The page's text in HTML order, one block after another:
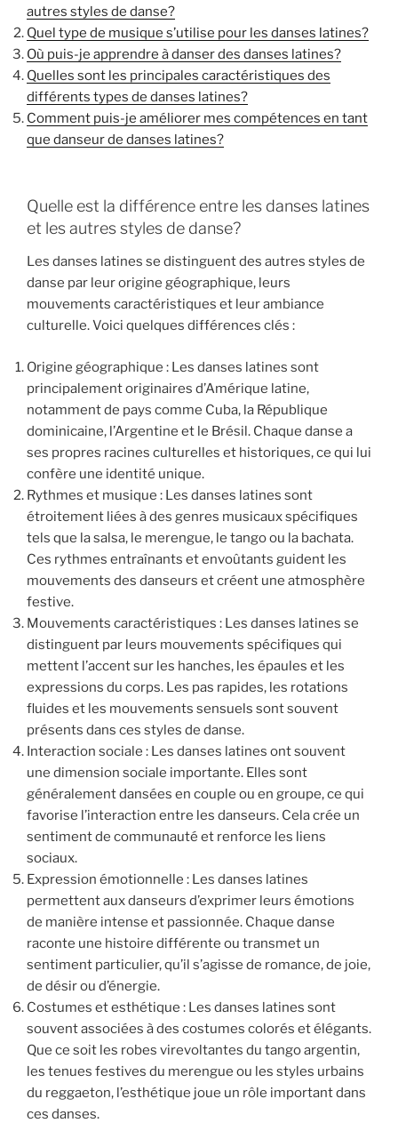
autres styles de danse?
Quel type de musique s’utilise pour les danses latines?
Où puis-je apprendre à danser des danses latines?
Quelles sont les principales caractéristiques des
différents types de danses latines?
Comment puis-je améliorer mes compétences en tant
que danseur de danses latines?
Quelle est la différence entre les danses latines
et les autres styles de danse?
Les danses latines se distinguent des autres styles de
danse par leur origine géographique, leurs
mouvements caractéristiques et leur ambiance
culturelle. Voici quelques différences clés :
Origine géographique : Les danses latines sont
principalement originaires d’Amérique latine,
notamment de pays comme Cuba, la République
dominicaine, l’Argentine et le Brésil. Chaque danse a
ses propres racines culturelles et historiques, ce qui lui
confère une identité unique.
Rythmes et musique : Les danses latines sont
étroitement liées à des genres musicaux spécifiques
tels que la salsa, le merengue, le tango ou la bachata.
Ces rythmes entraînants et envoûtants guident les
mouvements des danseurs et créent une atmosphère
festive.
Mouvements caractéristiques : Les danses latines se
distinguent par leurs mouvements spécifiques qui
mettent l’accent sur les hanches, les épaules et les
expressions du corps. Les pas rapides, les rotations
fluides et les mouvements sensuels sont souvent
présents dans ces styles de danse.
Interaction sociale : Les danses latines ont souvent
une dimension sociale importante. Elles sont
généralement dansées en couple ou en groupe, ce qui
favorise l’interaction entre les danseurs. Cela crée un
sentiment de communauté et renforce les liens
sociaux.
Expression émotionnelle : Les danses latines
permettent aux danseurs d’exprimer leurs émotions
de manière intense et passionnée. Chaque danse
raconte une histoire différente ou transmet un
sentiment particulier, qu’il s’agisse de romance, de joie,
de désir ou d’énergie.
Costumes et esthétique : Les danses latines sont
souvent associées à des costumes colorés et élégants.
Que ce soit les robes virevoltantes du tango argentin,
les tenues festives du merengue ou les styles urbains
du reggaeton, l’esthétique joue un rôle important dans
ces danses.